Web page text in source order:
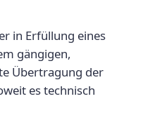
in Erfüllung eines
gängigen,
Übertragung der
es technisch